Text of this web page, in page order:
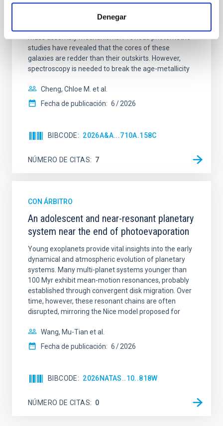
Denegar
Spatially resolved stellar populations of massive
quiescent galaxies at cosmic noon provide powerful
mass assembly mechanisms. Previous photometric
studies have revealed that the cores of these
galaxies are redder than their outskirts. However,
spectroscopy is needed to break the age-metallicity
Cheng, Chloe M. et al.
Fecha de publicación: 6 2026
BIBCODE 2026A&A...710A.158C
NÚMERO DE CITAS 7
CON ÁRBITRO
An adolescent and near-resonant planetary
system near the end of photoevaporation
Young exoplanets provide vital insights into the early
dynamical and atmospheric evolution of planetary
systems. Many multi-planet systems younger than
100 Myr exhibit mean-motion resonances, probably
established through convergent disk migration. Over
time, however, these resonant chains are often
disrupted, mirroring the Nice model proposed for
Wang, Mu-Tian et al.
Fecha de publicación: 6 2026
BIBCODE 2026NATAS..10..818W
NÚMERO DE CITAS 0